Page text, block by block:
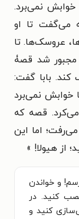
نمی‌برد.
می‌گفت تا او
عروسک‌ها. تا
مجبور شد قصۀ
کند. بابا گفت:
خوابش نمی‌برد
قصه که
اما این
از هیولا! »
و خواندن
کنید. در
کنید و